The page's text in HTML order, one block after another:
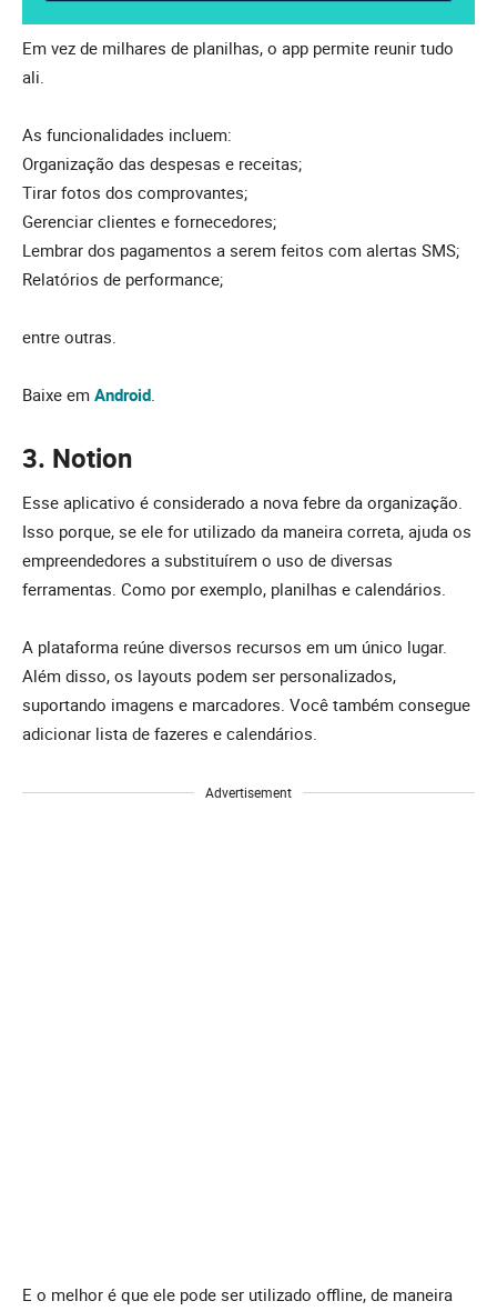
Em vez de milhares de planilhas, o app permite reunir tudo
ali.
As funcionalidades incluem:
Organização das despesas e receitas;
Tirar fotos dos comprovantes;
Gerenciar clientes e fornecedores;
Lembrar dos pagamentos a serem feitos com alertas SMS;
Relatórios de performance;
entre outras.
Baixe em Android.
3. Notion
Esse aplicativo é considerado a nova febre da organização.
Isso porque, se ele for utilizado da maneira correta, ajuda os
empreendedores a substituírem o uso de diversas
ferramentas. Como por exemplo, planilhas e calendários.
A plataforma reúne diversos recursos em um único lugar.
Além disso, os layouts podem ser personalizados,
suportando imagens e marcadores. Você também consegue
adicionar lista de fazeres e calendários.
Advertisement
E o melhor é que ele pode ser utilizado offline, de maneira